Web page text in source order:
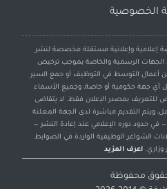
الخصوصية
إعلامية وإعلانية مستقلة مخصصة لنشر
الجهات الرسمية والخاصة بموجب ترخيص
أعمال التوسط في التوظيف أو جمع السير
أي جهة حكومية أو خاصة، وجميع الأسماء
للتعريف بمصدر الإعلان فقط. لا يتقاضى
ويتم التقديم مباشرة لدى الجهة المعلنة
— في حدود دوره الإعلامي عند إعادة النشر —
الشواغر الوظيفية الواردة في الضوابط
وزاري. اعرف المزيد
محفوظة